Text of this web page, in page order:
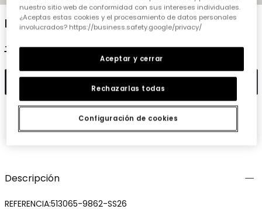
Bermuda verde estampado
19,95 € 9,95 €
Añadir
Descripción
REFERENCIA:513065-9862-SS26
nuestro sitio web de conformidad con sus intereses individuales.
¿Aceptas estas cookies y el procesamiento de datos personales
involucrados? https://business.safety.google/privacy/
Configuración de cookies
Rechazarlas todas
Aceptar y cerrar